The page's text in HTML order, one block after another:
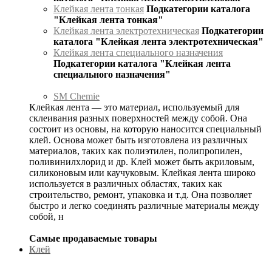
Клейкая лента тонкая Подкатегории каталога
"Клейкая лента тонкая"
Клейкая лента электротехническая Подкатегории
каталога "Клейкая лента электротехническая"
Клейкая лента специального назначения
Подкатегории каталога "Клейкая лента
специального назначения"
SM Chemie
Клейкая лента — это материал, используемый для
склеивания разных поверхностей между собой. Она
состоит из основы, на которую наносится специальный
клей. Основа может быть изготовлена из различных
материалов, таких как полиэтилен, полипропилен,
поливинилхлорид и др. Клей может быть акриловым,
силиконовым или каучуковым. Клейкая лента широко
используется в различных областях, таких как
строительство, ремонт, упаковка и т.д. Она позволяет
быстро и легко соединять различные материалы между
собой, н
Самые продаваемые товары
Клей